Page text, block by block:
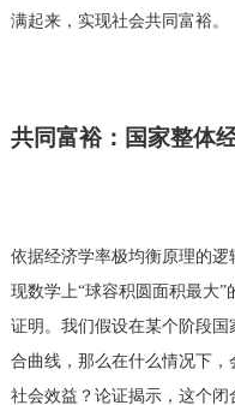
满起来，实现社会共同富裕。
共同富裕：国家整体
依据经济学率极均衡原理的
现数学上“球容积圆面积最大
证明。我们假设在某个阶段
合曲线，那么在什么情况下
社会效益？论证揭示，这个